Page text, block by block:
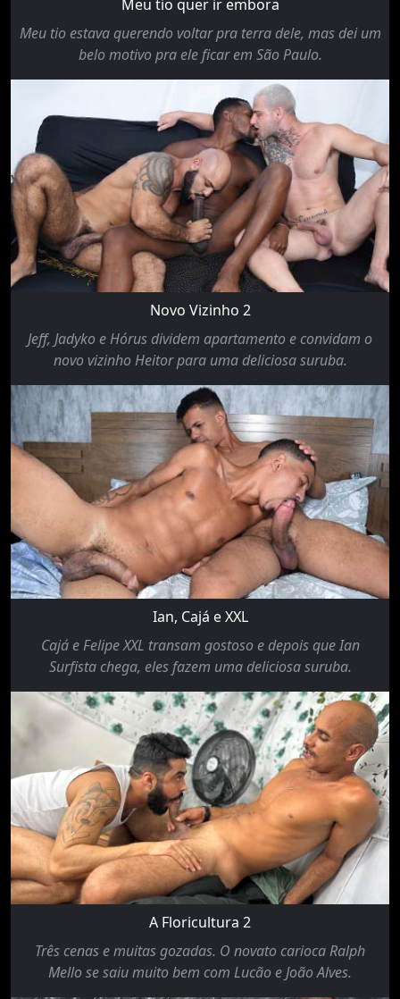
Meu tio quer ir embora
Meu tio estava querendo voltar pra terra dele, mas dei um
belo motivo pra ele ficar em São Paulo.
Novo Vizinho 2
Jeff, Jadyko e Hórus dividem apartamento e convidam o
novo vizinho Heitor para uma deliciosa suruba.
Ian, Cajá e XXL
Cajá e Felipe XXL transam gostoso e depois que Ian
Surfista chega, eles fazem uma deliciosa suruba.
A Floricultura 2
Três cenas e muitas gozadas. O novato carioca Ralph
Mello se saiu muito bem com Lucão e João Alves.